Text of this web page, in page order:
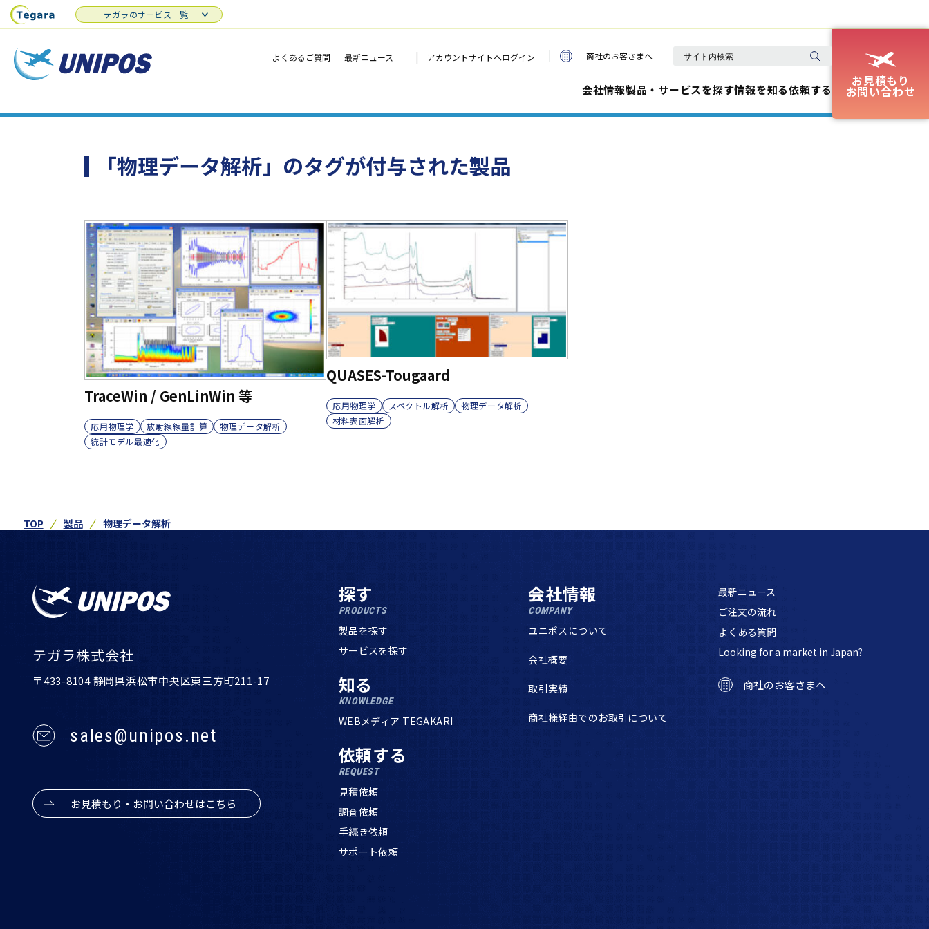
よくあるご質問 最新ニュース | アカウントサイトへログイン 商社のお客さまへ
会社情報製品・サービスを探す情報を知る依頼する
お見積もり
お問い合わせ
テガラのサービス一覧
「物理データ解析」のタグが付与された製品
TraceWin / GenLinWin 等
応用物理学 放射線線量計算
物理データ解析
統計モデル最適化
QUASES-Tougaard
応用物理学 スペクトル解析
物理データ解析
材料表面解析
TOP 製品 物理データ解析
テガラ株式会社
〒433-8104 静岡県浜松市中央区東三方町211-17
sales@unipos.net
お見積もり・お問い合わせはこちら
探す
PRODUCTS
製品を探す
サービスを探す
知る
KNOWLEDGE
WEBメディア TEGAKARI
依頼する
REQUEST
見積依頼
調査依頼
手続き依頼
サポート依頼
会社情報
COMPANY
ユニポスについて
会社概要
取引実績
商社様経由でのお取引について
最新ニュース
ご注文の流れ
よくある質問
Looking for a market in Japan?
商社のお客さまへ